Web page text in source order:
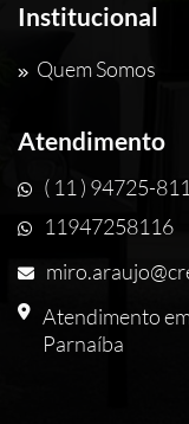
Institucional
Quem Somos
Atendimento
( 11 ) 94725-
11947258116
Atendimento
Parnaíba